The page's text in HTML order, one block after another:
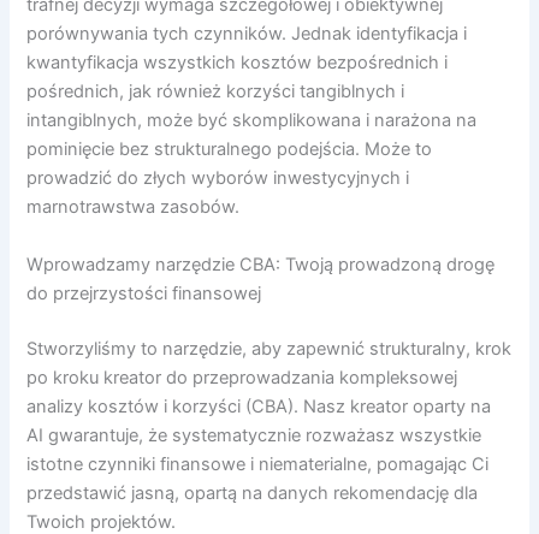
trafnej decyzji wymaga szczegółowej i obiektywnej
porównywania tych czynników. Jednak identyfikacja i
kwantyfikacja wszystkich kosztów bezpośrednich i
pośrednich, jak również korzyści tangiblnych i
intangiblnych, może być skomplikowana i narażona na
pominięcie bez strukturalnego podejścia. Może to
prowadzić do złych wyborów inwestycyjnych i
marnotrawstwa zasobów.
Wprowadzamy narzędzie CBA: Twoją prowadzoną drogę
do przejrzystości finansowej
Stworzyliśmy to narzędzie, aby zapewnić strukturalny, krok
po kroku kreator do przeprowadzania kompleksowej
analizy kosztów i korzyści (CBA). Nasz kreator oparty na
AI gwarantuje, że systematycznie rozważasz wszystkie
istotne czynniki finansowe i niematerialne, pomagając Ci
przedstawić jasną, opartą na danych rekomendację dla
Twoich projektów.